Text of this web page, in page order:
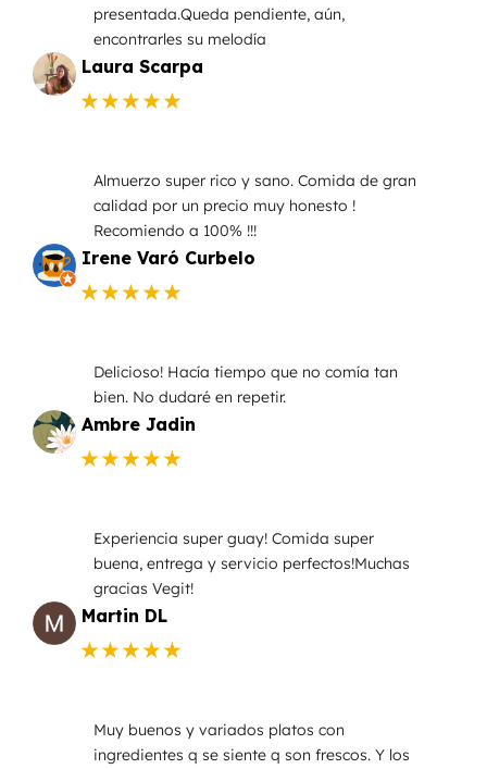
presentada.Queda pendiente, aún,
encontrarles su melodía
Laura Scarpa
★★★★★
Almuerzo super rico y sano. Comida de gran
calidad por un precio muy honesto !
Recomiendo a 100% !!!
Irene Varó Curbelo
★★★★★
Delicioso! Hacía tiempo que no comía tan
bien. No dudaré en repetir.
Ambre Jadin
★★★★★
Experiencia super guay! Comida super
buena, entrega y servicio perfectos!Muchas
gracias Vegit!
Martin DL
★★★★★
Muy buenos y variados platos con
ingredientes q se siente q son frescos. Y los